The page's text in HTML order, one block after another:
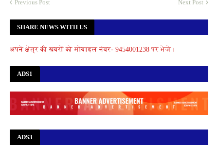
Previous Post Next Post
SHARE NEWS WITH US
अपने क्षेत्र की खबरों को मोबाइल नंबर- 9454001238 पर भेजे।
ADS1
ADS3